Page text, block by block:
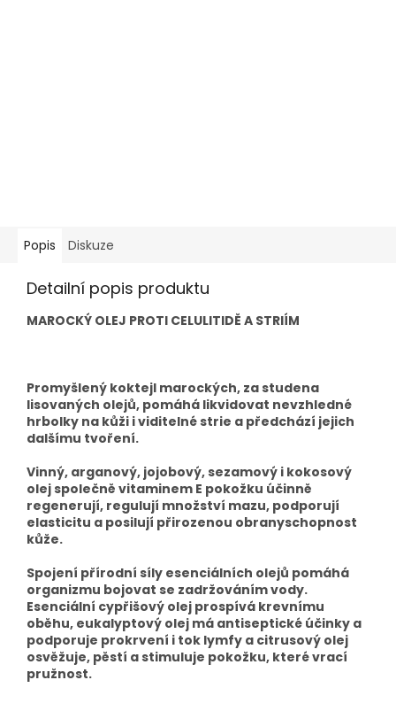
Popis Diskuze
Detailní popis produktu
MAROCKÝ OLEJ PROTI CELULITIDĚ A STRIÍM
Promyšlený koktejl marockých, za studena
lisovaných olejů, pomáhá likvidovat nevzhledné
hrbolky na kůži i viditelné strie a předchází jejich
dalšímu tvoření.
Vinný, arganový, jojobový, sezamový i kokosový
olej společně vitaminem E pokožku účinně
regenerují, regulují množství mazu, podporují
elasticitu a posilují přirozenou obranyschopnost
kůže.
Spojení přírodní síly esenciálních olejů pomáhá
organizmu bojovat se zadržováním vody.
Esenciální cypřišový olej prospívá krevnímu
oběhu, eukalyptový olej má antiseptické účinky a
podporuje prokrvení i tok lymfy a citrusový olej
osvěžuje, pěstí a stimuluje pokožku, které vrací
pružnost.